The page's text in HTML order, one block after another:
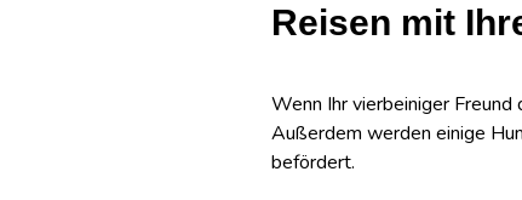
Reisen mit
Wenn Ihr vierbeiniger
Außerdem werden einige
befördert.